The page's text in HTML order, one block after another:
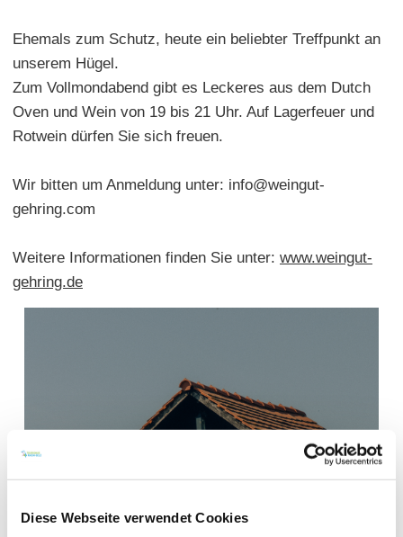
Diese Webseite verwendet Cookies
Ehemals zum Schutz, heute ein beliebter Treffpunkt an
unserem Hügel.
Zum Vollmondabend gibt es Leckeres aus dem Dutch
Oven und Wein von 19 bis 21 Uhr. Auf Lagerfeuer und
Rotwein dürfen Sie sich freuen.
Wir bitten um Anmeldung unter: info@weingut-
gehring.com
Weitere Informationen finden Sie unter: www.weingut-
gehring.de